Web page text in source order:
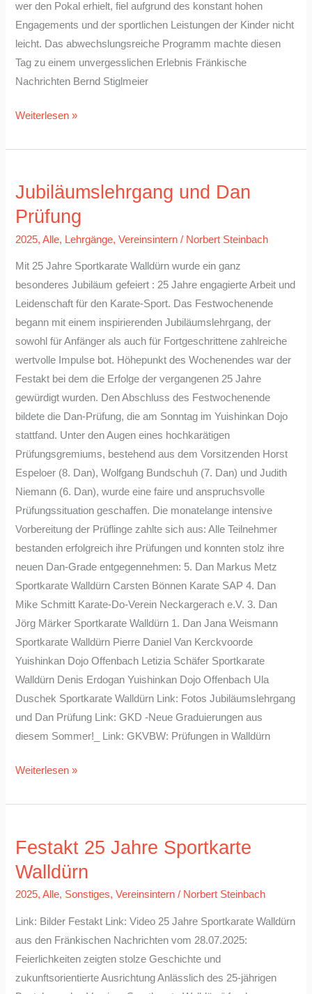
wer den Pokal erhielt, fiel aufgrund des konstant hohen
Engagements und der sportlichen Leistungen der Kinder nicht
leicht. Das abwechslungsreiche Programm machte diesen
Tag zu einem unvergesslichen Erlebnis Fränkische
Nachrichten Bernd Stiglmeier
Weiterlesen »
Jubiläumslehrgang und Dan
Prüfung
2025,Alle, Lehrgänge,Vereinsintern / Norbert Steinbach
Mit 25 Jahre Sportkarate Walldürn wurde ein ganz
besonderes Jubiläum gefeiert : 25 Jahre engagierte Arbeit und
Leidenschaft für den Karate-Sport. Das Festwochenende
begann mit einem inspirierenden Jubiläumslehrgang, der
sowohl für Anfänger als auch für Fortgeschrittene zahlreiche
wertvolle Impulse bot. Höhepunkt des Wochenendes war der
Festakt bei dem die Erfolge der vergangenen 25 Jahre
gewürdigt wurden. Den Abschluss des Festwochenende
bildete die Dan-Prüfung, die am Sonntag im Yuishinkan Dojo
stattfand. Unter den Augen eines hochkarätigen
Prüfungsgremiums, bestehend aus dem Vorsitzenden Horst
Espeloer (8. Dan), Wolfgang Bundschuh (7. Dan) und Judith
Niemann (6. Dan), wurde eine faire und anspruchsvolle
Prüfungssituation geschaffen. Die monatelange intensive
Vorbereitung der Prüflinge zahlte sich aus: Alle Teilnehmer
bestanden erfolgreich ihre Prüfungen und konnten stolz ihre
neuen Dan-Grade entgegennehmen: 5. Dan Markus Metz
Sportkarate Walldürn Carsten Bönnen Karate SAP 4. Dan
Mike Schmitt Karate-Do-Verein Neckargerach e.V. 3. Dan
Jörg Märker Sportkarate Walldürn 1. Dan Jana Weismann
Sportkarate Walldürn Pierre Daniel Van Kerckvoorde
Yuishinkan Dojo Offenbach Letizia Schäfer Sportkarate
Walldürn Denis Erdogan Yuishinkan Dojo Offenbach Ula
Duschek Sportkarate Walldürn Link: Fotos Jubiläumslehrgang
und Dan Prüfung Link: GKD -Neue Graduierungen aus
diesem Sommer!_ Link: GKVBW: Prüfungen in Walldürn
und
Dan
Weiterlesen »
Festakt 25 Jahre Sportkarte
Walldürn
2025,Alle, Sonstiges,Vereinsintern / Norbert Steinbach
Link: Bilder Festakt Link: Video 25 Jahre Sportkarate Walldürn
aus den Fränkischen Nachrichten vom 28.07.2025:
Feierlichkeiten zeigten stolze Geschichte und
zukunftsorientierte Ausrichtung Anlässlich des 25-jährigen
25
Jahre